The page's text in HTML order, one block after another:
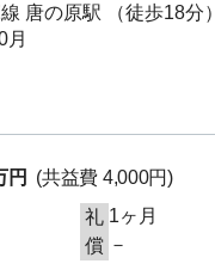
唐の原駅 （徒歩18分）
月
円
(共益費 4,000円)
礼 1ヶ月
償 －